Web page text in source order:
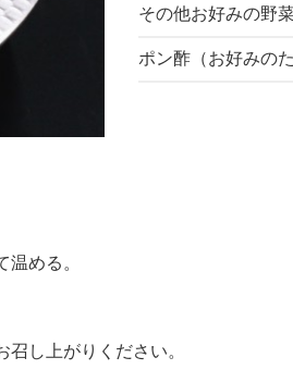
その他お好みの野
ポン酢（お好みのた
める。
し上がりください。